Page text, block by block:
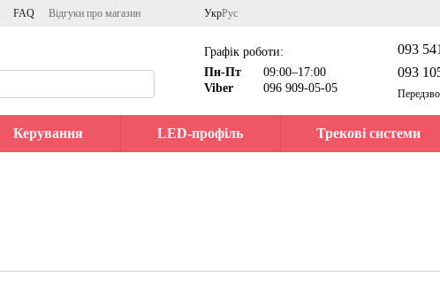
FAQ Відгуки про магазин УкрРус
Графік роботи:
Пн-Пт
09:00–17:00
Viber
096 909-05-05
093
093
Керування LED-профіль Трекові системи